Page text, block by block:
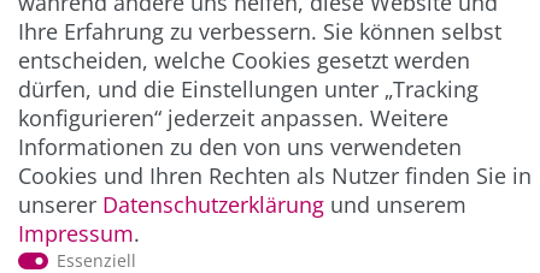
ZAHLUNG & VERSAND
Ihre Erfahrung zu verbessern. Sie können selbst
entscheiden, welche Cookies gesetzt werden
dürfen, und die Einstellungen unter „Tracking
konfigurieren“ jederzeit anpassen. Weitere
Informationen zu den von uns verwendeten
Cookies und Ihren Rechten als Nutzer finden Sie in
unserer Daten­schutz­erklärung und unserem
Impressum.
Essenziell